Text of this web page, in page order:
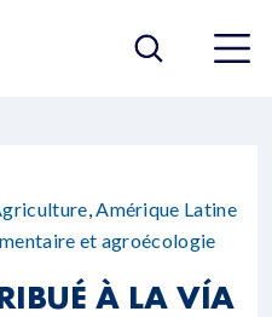
,Amérique Latine
et agroécologie
À LA VÍA